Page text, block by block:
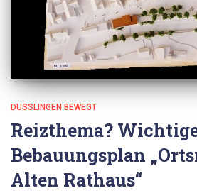
DUSSLINGEN BEWEGT
Reizthema?
Bebauungsplan
Alten Rathaus“